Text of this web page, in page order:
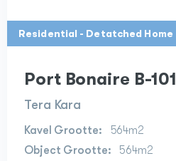
Residential - Detatched Home
Port Bonaire B-101
Tera Kara
564m2
564m2